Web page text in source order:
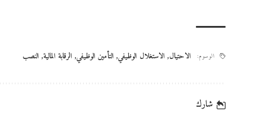
الوسوم: الاحتيال, الاستغلال الوظيفي, التأمين الوظيفي, الرقابة المالية, النصب
شارك